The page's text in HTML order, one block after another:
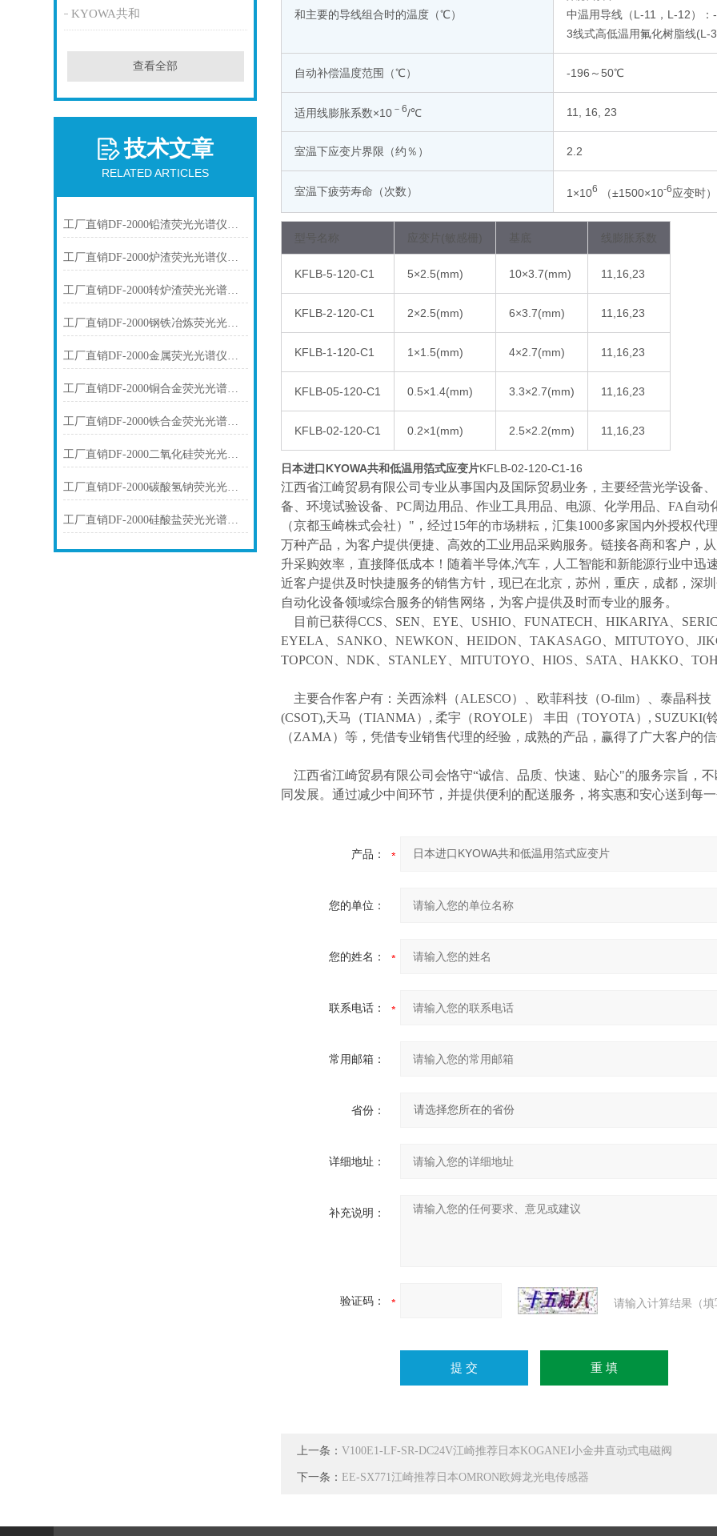
KYOWA共和
查看全部
技术文章
RELATED ARTICLES
工厂直销DF-2000铅渣荧光光谱仪技术参数
工厂直销DF-2000炉渣荧光光谱仪技术参数
工厂直销DF-2000转炉渣荧光光谱仪技术参数
工厂直销DF-2000钢铁冶炼荧光光谱仪技术参数
工厂直销DF-2000金属荧光光谱仪技术参数
工厂直销DF-2000铜合金荧光光谱仪技术参数
工厂直销DF-2000铁合金荧光光谱仪技术参数
工厂直销DF-2000二氧化硅荧光光谱仪技术参数
工厂直销DF-2000碳酸氢钠荧光光谱仪技术参数
工厂直销DF-2000硅酸盐荧光光谱仪技术参数
和主要的导线组合时的温度（℃）
中温用导线（L-11，L-12）
3线式高低温用氟化树脂线
自动补偿温度范围（℃） -196～50℃
适用线膨胀系数×10 －6/℃ 11, 16, 23
室温下应变片界限（约％） 2.2
室温下疲劳寿命（次数） 1×106 （±1500×10-6应变时）
型号名称 应变片(敏感栅) 基底 线膨胀系数
KFLB-5-120-C1 5×2.5(mm) 10×3.7(mm) 11,16,23
KFLB-2-120-C1 2×2.5(mm) 6×3.7(mm) 11,16,23
KFLB-1-120-C1 1×1.5(mm) 4×2.7(mm) 11,16,23
KFLB-05-120-C1 0.5×1.4(mm) 3.3×2.7(mm) 11,16,23
KFLB-02-120-C1 0.2×1(mm) 2.5×2.2(mm) 11,16,23
日本进口KYOWA共和低温用箔式应变片KFLB-02-120-C1-16
江西省江崎贸易有限公司专业从事国内及国际贸易业务，主要经营光学设备
备、环境试验设备、PC周边用品、作业工具用品、电源、化学用品、FA自
（京都玉崎株式会社）"，经过15年的市场耕耘 ，汇集1000多家国内外授权代
万种产品，为客户提供便捷、高效的工业用品采购服务。链接各商和客户，
升采购效率，直接降低成本！随着半导体,汽车，人工智能和新能源行业中迅
近客户提供及时快捷服务的销售方针，现已在北京，苏州，重庆，成都，深
自动化设备领域综合服务的销售网络，为客户提供及时而专业的服务。
目前已获得CCS、SEN、EYE、USHIO、FUNATECH、HIKARIYA、
EYELA、SANKO、NEWKON、HEIDON、TAKASAGO、MITUTOYO、
TOPCON、NDK、STANLEY、MITUTOYO、HIOS、SATA、HAKKO、
主要合作客户有：关西涂料（ALESCO）、欧菲科技（O-film）、泰晶科
(CSOT),天马（TIANMA）, 柔宇（ROYOLE） 丰田（TOYOTA）, SUZUKI(
（ZAMA）等，凭借专业销售代理的经验，成熟的产品，赢得了广大客户
江西省江崎贸易有限公司会恪守“诚信、品质、快速、贴心"的服务宗旨，
同发展。通过减少中间环节，并提供便利的配送服务，将实惠和安心送到每
产品：
您的单位：
您的姓名：
联系电话：
常用邮箱：
省份：
详细地址：
补充说明：
验证码： 请输入计算结果（
上一条：V100E1-LF-SR-DC24V江崎推荐日本KOGANEI小金井直动式电磁阀
下一条： EE-SX771江崎推荐日本OMRON欧姆龙光电传感器